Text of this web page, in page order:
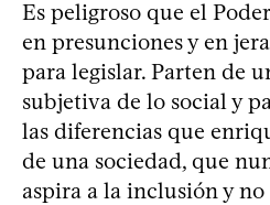
Es peligroso que el
en presunciones y en
para legislar. Parten de
subjetiva de lo social y
las diferencias que
de una sociedad, que
aspira a la inclusión y